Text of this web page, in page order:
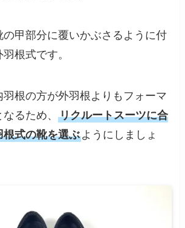
の甲部分に覆いかぶさるように付
根式です。
根の方が外羽根よりもフォーマ
なるため、リクルートスーツに合
根式の靴を選ぶようにしましょ